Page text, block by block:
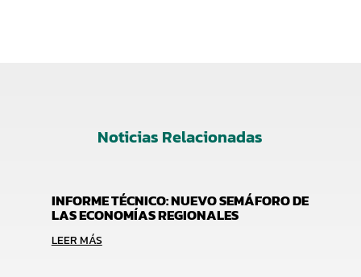
Noticias Relacionadas
INFORME TÉCNICO: NUEVO SEMÁFORO DE
LAS ECONOMÍAS REGIONALES
LEER MÁS